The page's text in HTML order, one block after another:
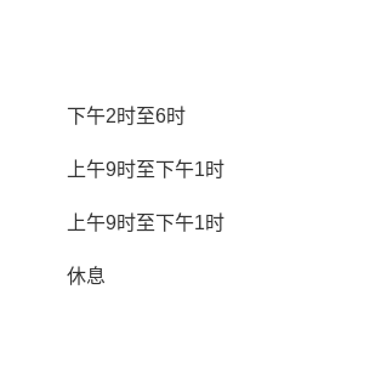
下午2时至6时
上午9时至下午1时
上午9时至下午1时
休息